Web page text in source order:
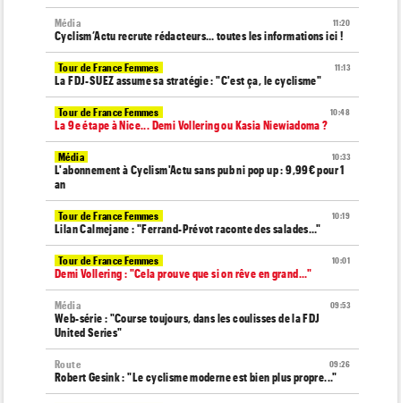
11:20
Média
Cyclism’Actu recrute rédacteurs… toutes les informations ici !
11:13
Tour de France Femmes
La FDJ-SUEZ assume sa stratégie : "C'est ça, le cyclisme"
10:48
Tour de France Femmes
La 9e étape à Nice... Demi Vollering ou Kasia Niewiadoma ?
10:33
Média
L'abonnement à Cyclism'Actu sans pub ni pop up : 9,99€ pour 1
an
10:19
Tour de France Femmes
Lilan Calmejane : "Ferrand-Prévot raconte des salades…"
10:01
Tour de France Femmes
Demi Vollering : "Cela prouve que si on rêve en grand..."
09:53
Média
Web-série : "Course toujours, dans les coulisses de la FDJ
United Series"
09:26
Route
Robert Gesink : "Le cyclisme moderne est bien plus propre..."